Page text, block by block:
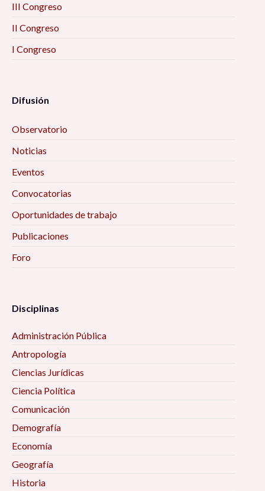
III Congreso
II Congreso
I Congreso
Difusión
Observatorio
Noticias
Eventos
Convocatorias
Oportunidades de trabajo
Publicaciones
Foro
Disciplinas
Administración Pública
Antropología
Ciencias Jurídicas
Ciencia Política
Comunicación
Demografía
Economía
Geografía
Historia